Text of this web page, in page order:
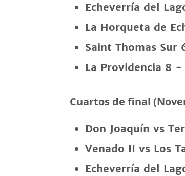
Echeverría del
La Horqueta de
Saint Thomas Sur
La Providencia 8
Cuartos de final
Don Joaquín vs
Venado II vs Los
Echeverría del